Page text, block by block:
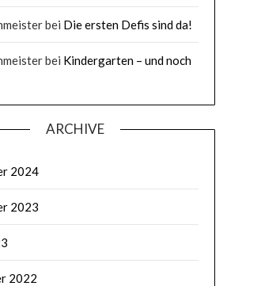
bei Die ersten Defis sind da!
bei Kindergarten – und noch
ARCHIVE
2024
2023
2022